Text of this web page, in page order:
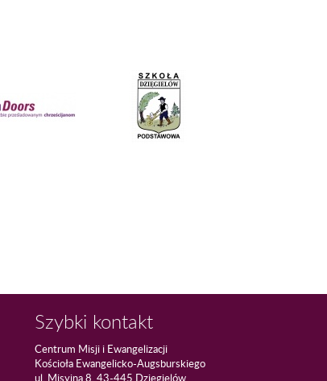
Szybki kontakt
Centrum Misji i Ewangelizacji
Kościoła Ewangelicko-Augsburskiego
ul. Misyjna 8, 43-445 Dzięgielów